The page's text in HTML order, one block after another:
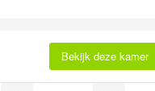
Bekijk deze kamer